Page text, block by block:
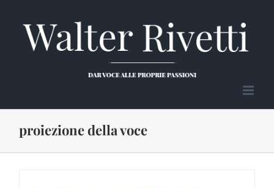
contenuto
proiezione della voce